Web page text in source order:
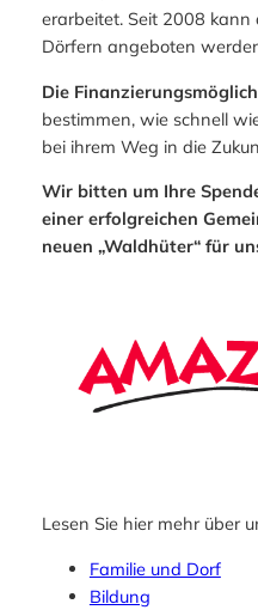
erarbeitet. Seit 2008
Dörfern angeboten
Die
bestimmen, wie schnell
bei ihrem Weg in die
Wir bitten um Ihre
einer erfolgreichen
neuen „Waldhüter“ für
Lesen Sie hier mehr über
Familie und Dorf
Bildung